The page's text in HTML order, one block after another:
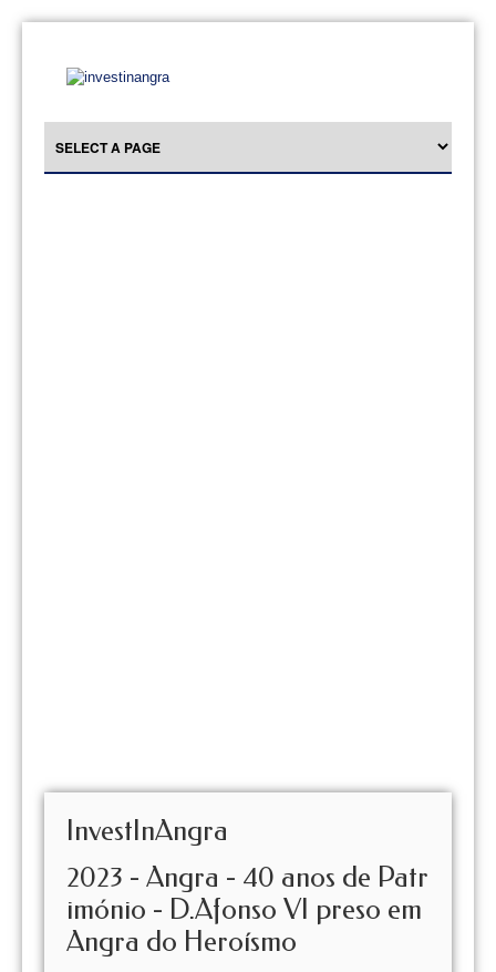
InvestInAngra
2023 - Angra - 40 anos de Patr
imónio - D.Afonso VI preso em
Angra do Heroísmo